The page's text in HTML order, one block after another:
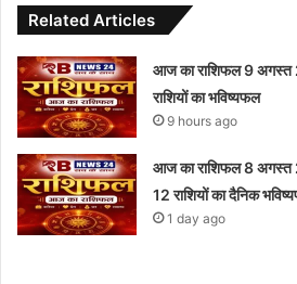
Related Articles
आज का राशिफल 9 अगस्त
राशियों का भविष्यफल
9 hours ago
आज का राशिफल 8 अगस्त
12 राशियों का दैनिक
1 day ago